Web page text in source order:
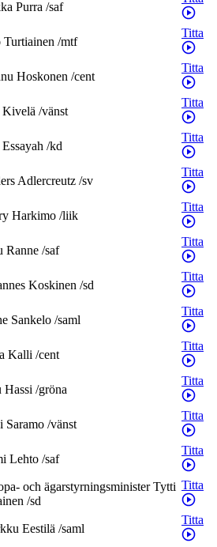
Purra /saf
Turtiainen /mtf
Titta
Hoskonen /cent
Titta
Kivelä /vänst
Titta
Essayah /kd
Titta
Adlercreutz /sv
Titta
Harkimo /liik
Titta
Ranne /saf
Titta
Koskinen /sd
Titta
Sankelo /saml
Titta
Kalli /cent
Titta
Hassi /gröna
Titta
Saramo /vänst
Titta
Lehto /saf
Titta
och ägarstyrningsminister Tytti
/sd
Titta
Eestilä /saml
Titta